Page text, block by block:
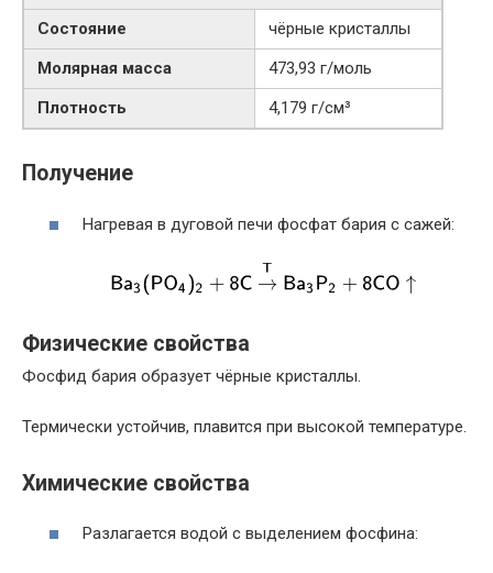
Состояние
чёрные кристаллы
Молярная масса
473,93 г/моль
Плотность
4,179 г/см³
Получение
Нагревая в дуговой печи фосфат бария с сажей:
Физические свойства
Фосфид бария образует чёрные кристаллы.
Термически устойчив, плавится при высокой температуре.
Химические свойства
Разлагается водой с выделением фосфина: